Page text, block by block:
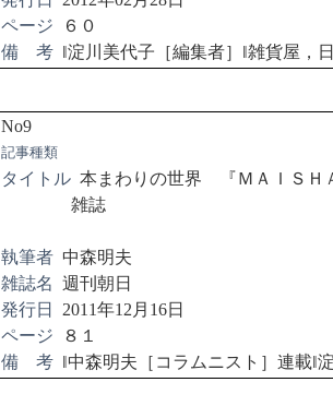
ページ
６０
備 考 ‖淀川美代子［編集者］ ‖雑貨屋，
No9
記事種類
タイトル 本まわりの世界 『ＭＡＩＳＨ
雑誌
執筆者 中森明夫
雑誌名 週刊朝日
発行日
2011年12 月 16日
ページ
８１
備 考 ‖中森明夫［コラムニスト］連載‖